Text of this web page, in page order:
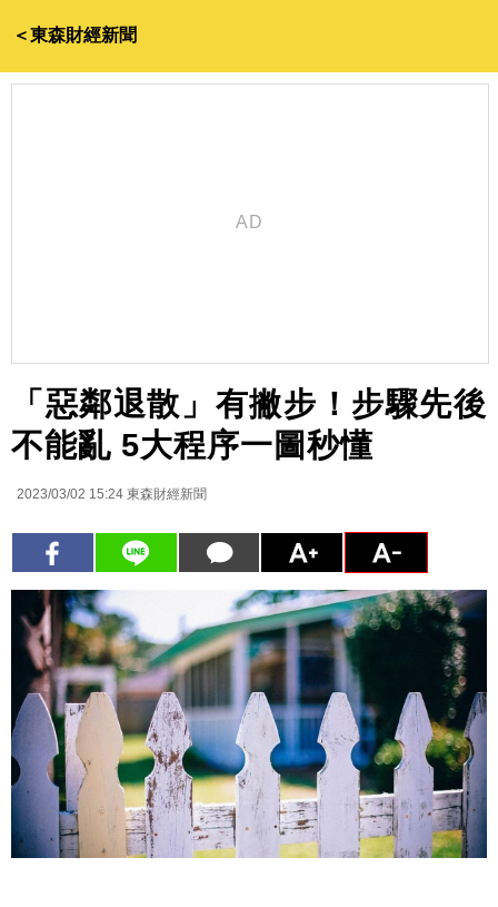
＜東森財經新聞
「惡鄰退散」有撇步！步驟先後
不能亂 5大程序一圖秒懂
2023/03/02 15:24 東森財經新聞